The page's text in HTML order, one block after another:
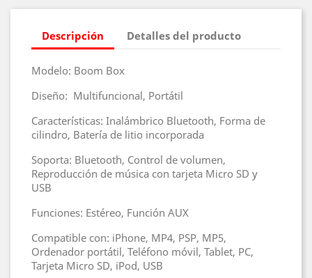
Descripción Detalles del producto
Modelo: Boom Box
Diseño: Multifuncional, Portátil
Características: Inalámbrico Bluetooth, Forma de
cilindro, Batería de litio incorporada
Soporta: Bluetooth, Control de volumen,
Reproducción de música con tarjeta Micro SD y
USB
Funciones: Estéreo, Función AUX
Compatible con: iPhone, MP4, PSP, MP5,
Ordenador portátil, Teléfono móvil, Tablet, PC,
Tarjeta Micro SD, iPod, USB